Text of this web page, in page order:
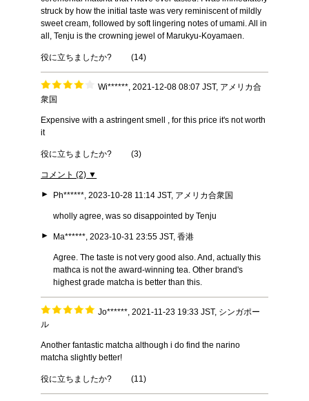
struck by how the initial taste was very reminiscent of mildly
sweet cream, followed by soft lingering notes of umami. All in
all, Tenju is the crowning jewel of Marukyu-Koyamaen.
役に立ちましたか? (14)
Wi******, 2021-12-08 08:07 JST, アメリカ合
衆国
Expensive with a astringent smell , for this price it's not worth
it
役に立ちましたか? (3)
コメント (2) ▼
►
Ph******, 2023-10-28 11:14 JST, アメリカ合衆国
wholly agree, was so disappointed by Tenju
►
Ma******, 2023-10-31 23:55 JST, 香港
Agree. The taste is not very good also. And, actually this
mathca is not the award-winning tea. Other brand's
highest grade matcha is better than this.
Jo******, 2021-11-23 19:33 JST, シンガポー
ル
Another fantastic matcha although i do find the narino
matcha slightly better!
役に立ちましたか? (11)